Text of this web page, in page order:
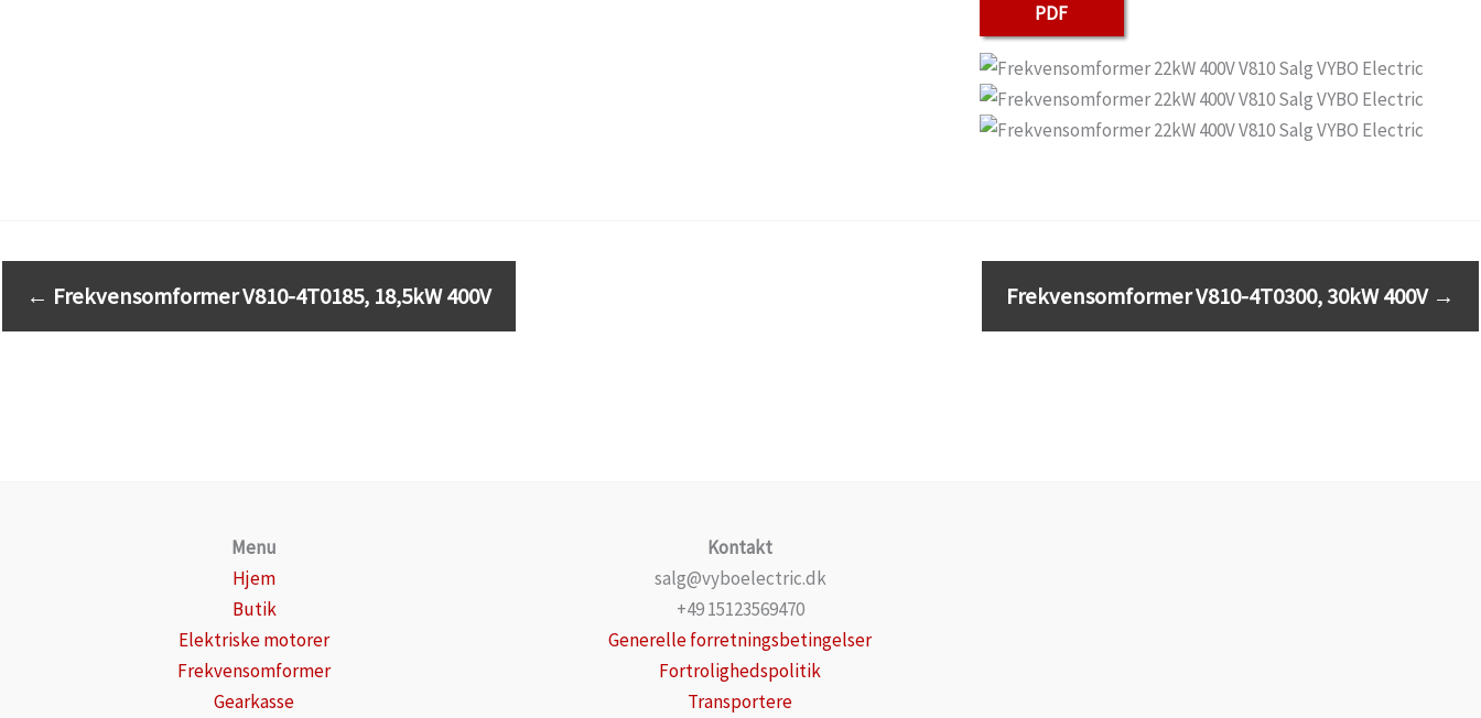
PDF
← Frekvensomformer V810-4T0185, 18,5kW 400V Frekvensomformer V810-4T0300, 30kW 400V →
Menu
Hjem
Butik
Elektriske motorer
Frekvensomformer
Gearkasse
Kontakt
salg@vyboelectric.dk
+49 15123569470
Generelle forretningsbetingelser
Fortrolighedspolitik
Transportere